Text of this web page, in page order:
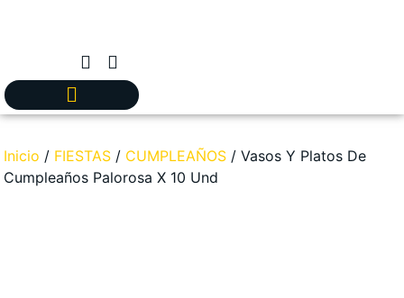
Inicio / FIESTAS / CUMPLEAÑOS / Vasos Y Platos De
Cumpleaños Palorosa X 10 Und